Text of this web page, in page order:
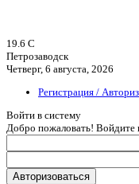
19.6 C
Петрозаводск
Четверг, 6 августа, 2026
Регистрация /
Войти в систему
Добро пожаловать! Войдите